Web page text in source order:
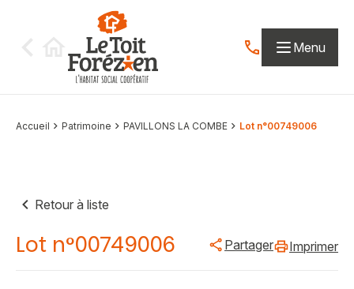
Contactez-nous
Menu
Accueil Patrimoine PAVILLONS LA COMBE Lot n°00749006
Retour à liste
Lot n°00749006 Partager Imprimer